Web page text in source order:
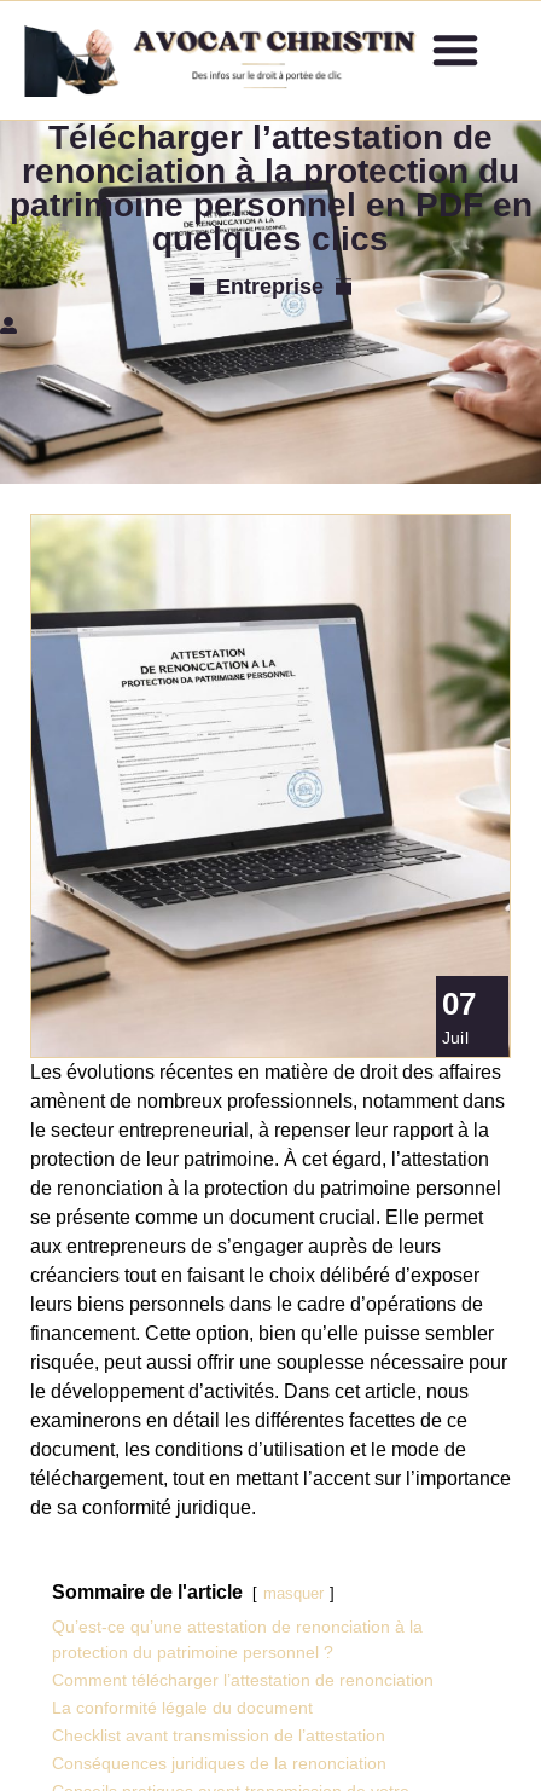
Télécharger l’attestation de
renonciation à la protection du
patrimoine personnel en PDF en
quelques clics
Entreprise
07
Juil
Les évolutions récentes en matière de droit des affaires
amènent de nombreux professionnels, notamment dans
le secteur entrepreneurial, à repenser leur rapport à la
protection de leur patrimoine. À cet égard, l’attestation
de renonciation à la protection du patrimoine personnel
se présente comme un document crucial. Elle permet
aux entrepreneurs de s’engager auprès de leurs
créanciers tout en faisant le choix délibéré d’exposer
leurs biens personnels dans le cadre d’opérations de
financement. Cette option, bien qu’elle puisse sembler
risquée, peut aussi offrir une souplesse nécessaire pour
le développement d’activités. Dans cet article, nous
examinerons en détail les différentes facettes de ce
document, les conditions d’utilisation et le mode de
téléchargement, tout en mettant l’accent sur l’importance
de sa conformité juridique.
Sommaire de l'article masquer
Qu’est-ce qu’une attestation de renonciation à la
protection du patrimoine personnel ?
Comment télécharger l’attestation de renonciation
La conformité légale du document
Checklist avant transmission de l’attestation
Conséquences juridiques de la renonciation